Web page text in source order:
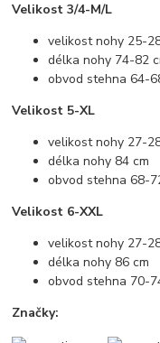
Velikost 3/4-M/L
velikost nohy 25-
délka nohy 74-82
obvod stehna 64-
Velikost 5-XL
velikost nohy 27-
délka nohy 84 cm
obvod stehna 68-
Velikost 6-XXL
velikost nohy 27-
délka nohy 86 cm
obvod stehna 70-
Značky: